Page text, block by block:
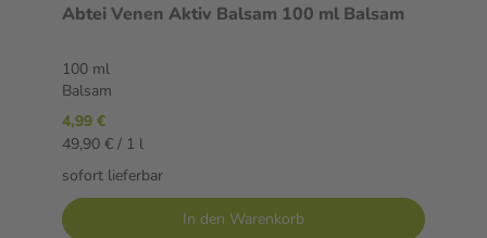
Abtei Venen Aktiv Balsam 100 ml Balsam
100 ml
Balsam
4,99 €
49,90 € / 1 l
sofort lieferbar
In den Warenkorb